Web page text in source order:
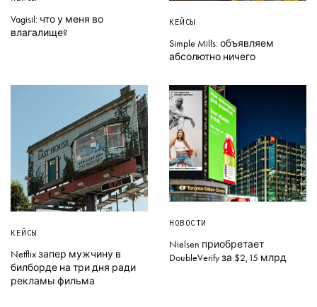
Vagisil: что у меня во
влагалище?
КЕЙСЫ
Simple Mills: объявляем
абсолютно ничего
КЕЙСЫ
Netflix запер мужчину в
билборде на три дня ради
рекламы фильма
НОВОСТИ
Nielsen приобретает
DoubleVerify за $2,15 млрд